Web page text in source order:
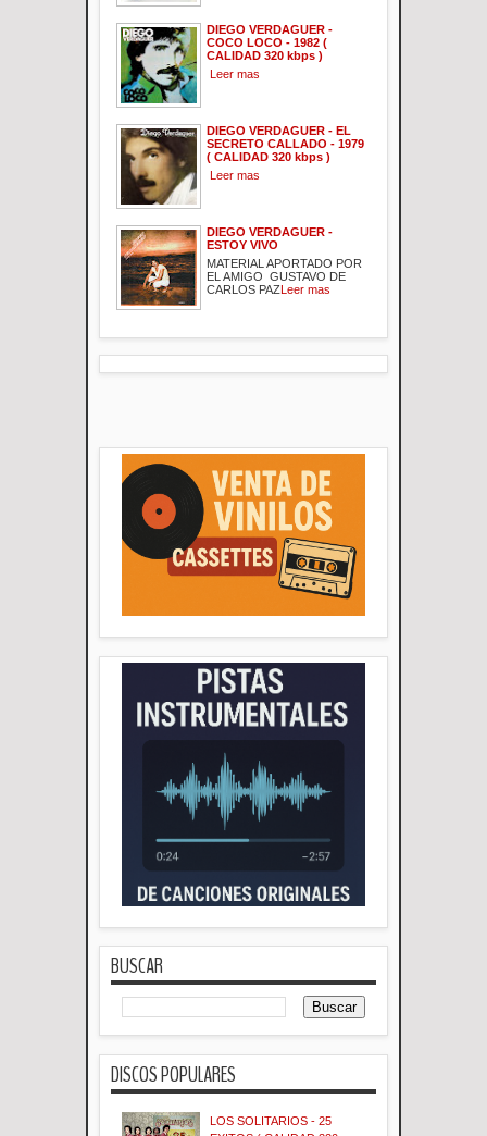
DIEGO VERDAGUER -
COCO LOCO - 1982 (
CALIDAD 320 kbps )
Leer mas
DIEGO VERDAGUER - EL
SECRETO CALLADO - 1979
( CALIDAD 320 kbps )
Leer mas
DIEGO VERDAGUER -
ESTOY VIVO
MATERIAL APORTADO POR
EL AMIGO GUSTAVO DE
CARLOS PAZLeer mas
BUSCAR
DISCOS POPULARES
LOS SOLITARIOS - 25